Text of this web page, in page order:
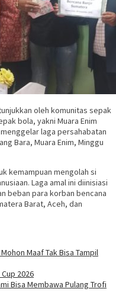
oleh komunitas sepak
bola, yakni Muara Enim
laga persahabatan
Bara, Muara Enim, Minggu
kemampuan mengolah si
Laga amal ini diinisiasi
beban para korban bencana
Barat, Aceh, dan
Maaf Tak Bisa Tampil
2026
Bisa Membawa Pulang Trofi